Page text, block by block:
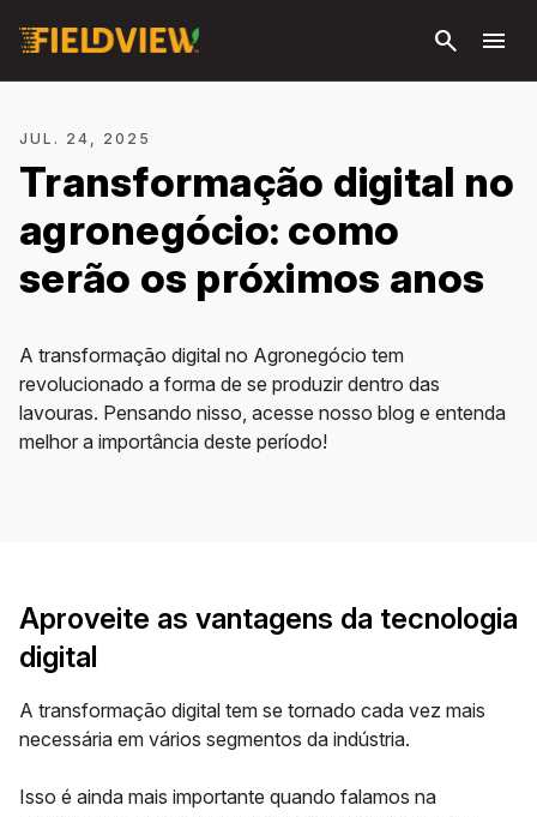
principal
search menu
JUL. 24, 2025
Transformação digital no
agronegócio: como
serão os próximos anos
A transformação digital no Agronegócio tem
revolucionado a forma de se produzir dentro das
lavouras. Pensando nisso, acesse nosso blog e entenda
melhor a importância deste período!
Aproveite as vantagens da tecnologia
digital
A transformação digital tem se tornado cada vez mais
necessária em vários segmentos da indústria.
Isso é ainda mais importante quando falamos na